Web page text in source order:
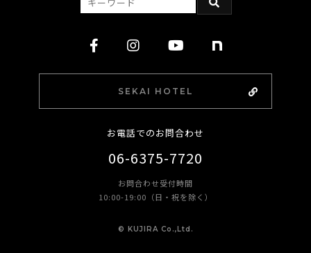
SEKAI HOTEL
お電話でのお問合わせ
06-6375-7720
お問合わせ受付時間
10:00-19:00（日・祝を除く）
©︎ KUJIRA Co.,Ltd.